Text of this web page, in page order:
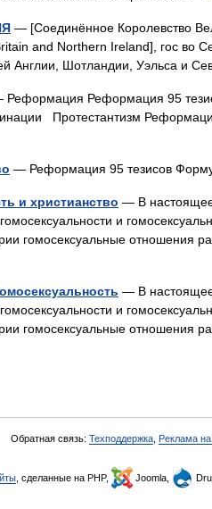
— [Соединённое Королевство
and Northern Ireland], гос во
Англии, Шотландии, Уэльса и
Реформация 95
Протестантизм
— Реформация 95 тезисов
и христианство — В настоящее
и
гомосексуальные отношения
— В настоящее
и
гомосексуальные отношения
Обратная связь: Техподдержка Реклама
, сделанные на PHP, Joomla,